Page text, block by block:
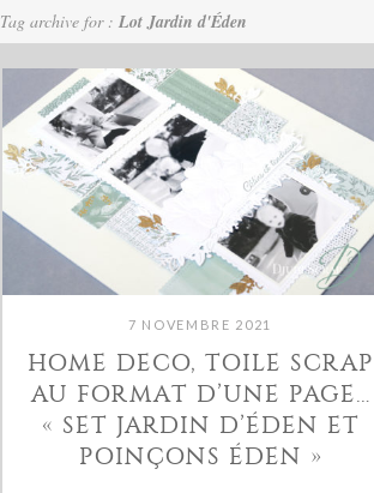
Tag archive for : Lot Jardin d'Éden
7 NOVEMBRE 2021
HOME DECO, TOILE SCRAP
AU FORMAT D’UNE PAGE…
« SET JARDIN D’ÉDEN ET
POINÇONS ÉDEN »